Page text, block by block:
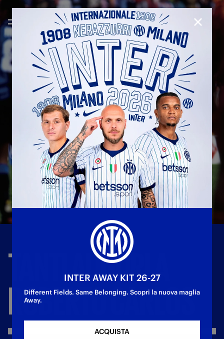
TANTIAUGURIA
ROBERTOCARLOS
INTER AWAY KIT 26-27
Different Fields. Same Belonging. Scopri la nuova maglia
Away.
ACQUISTA